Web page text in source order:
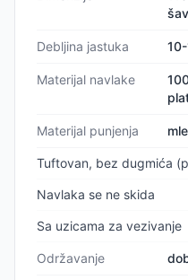
Debljina jastuka
Materijal navlake
Materijal punjenja
Tuftovan, bez dugmića
Navlaka se ne skida
Sa uzicama za vezivanje
Održavanje